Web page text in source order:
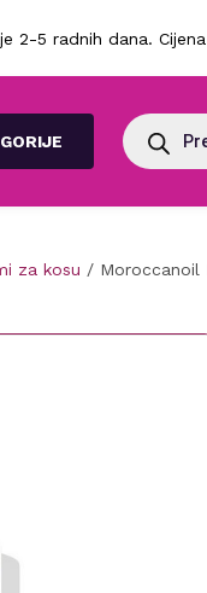
2-5 radnih dana.
Products
search
za kosu / Moroccanoil